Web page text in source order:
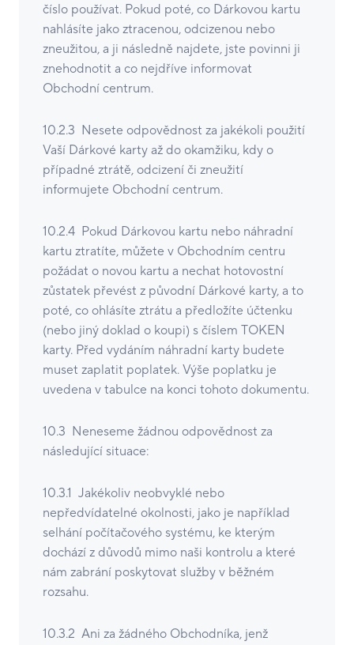
číslo používat. Pokud poté, co Dárkovou kartu
nahlásíte jako ztracenou, odcizenou nebo
zneužitou, a ji následně najdete, jste povinni ji
znehodnotit a co nejdříve informovat
Obchodní centrum.
10.2.3 Nesete odpovědnost za jakékoli použití
Vaší Dárkové karty až do okamžiku, kdy o
případné ztrátě, odcizení či zneužití
informujete Obchodní centrum.
10.2.4 Pokud Dárkovou kartu nebo náhradní
kartu ztratíte, můžete v Obchodním centru
požádat o novou kartu a nechat hotovostní
zůstatek převést z původní Dárkové karty, a to
poté, co ohlásíte ztrátu a předložíte účtenku
(nebo jiný doklad o koupi) s číslem TOKEN
karty. Před vydáním náhradní karty budete
muset zaplatit poplatek. Výše poplatku je
uvedena v tabulce na konci tohoto dokumentu.
10.3 Neneseme žádnou odpovědnost za
následující situace:
10.3.1 Jakékoliv neobvyklé nebo
nepředvídatelné okolnosti, jako je například
selhání počítačového systému, ke kterým
dochází z důvodů mimo naši kontrolu a které
nám zabrání poskytovat služby v běžném
rozsahu.
10.3.2 Ani za žádného Obchodníka, jenž